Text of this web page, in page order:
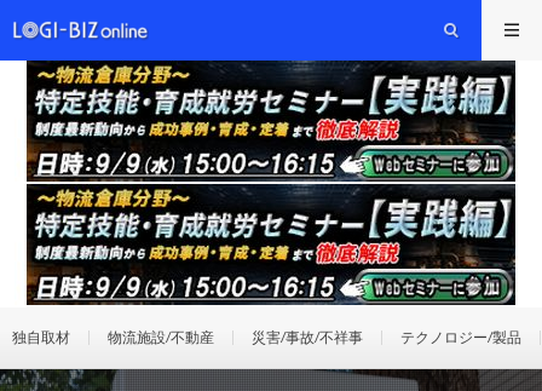
独自取材 物流施設/不動産 災害/事故/不祥事 テクノロジー/製品